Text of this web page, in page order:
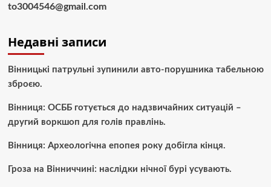
to3004546@gmail.com
Недавні записи
Вінницькі патрульні зупинили авто-порушника табельною
зброєю.
Вінниця: ОСББ готується до надзвичайних ситуацій –
другий воркшоп для голів правлінь.
Вінниця: Археологічна епопея року добігла кінця.
Гроза на Вінниччині: наслідки нічної бурі усувають.